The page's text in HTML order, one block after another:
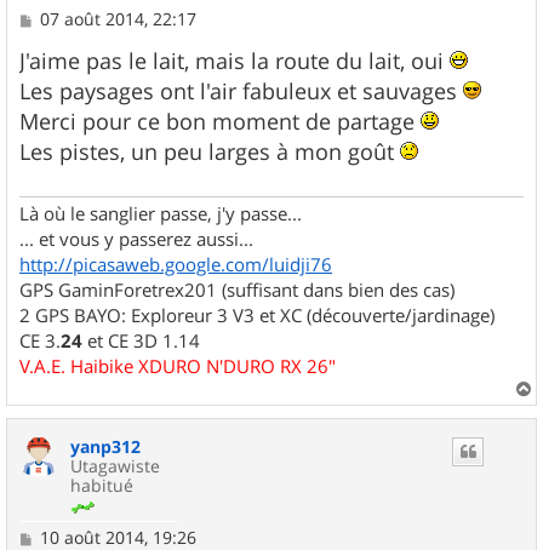
M
s
s
a
g
e
07 août 2014, 22:17
J'aime pas le lait, mais la route du lait, oui
Les paysages ont l'air fabuleux et sauvages
Merci pour ce bon moment de partage
Les pistes, un peu larges à mon goût
Là où le sanglier passe, j'y passe...
... et vous y passerez aussi...
http://picasaweb.google.com/luidji76
GPS GaminForetrex201 (suffisant dans bien des cas)
2 GPS BAYO: Exploreur 3 V3 et XC (découverte/jardinage)
CE 3.24 et CE 3D 1.14
V.A.E. Haibike XDURO N'DURO RX 26"
a
yanp312
Utagawiste
habitué
M10 août 2014, 19:26